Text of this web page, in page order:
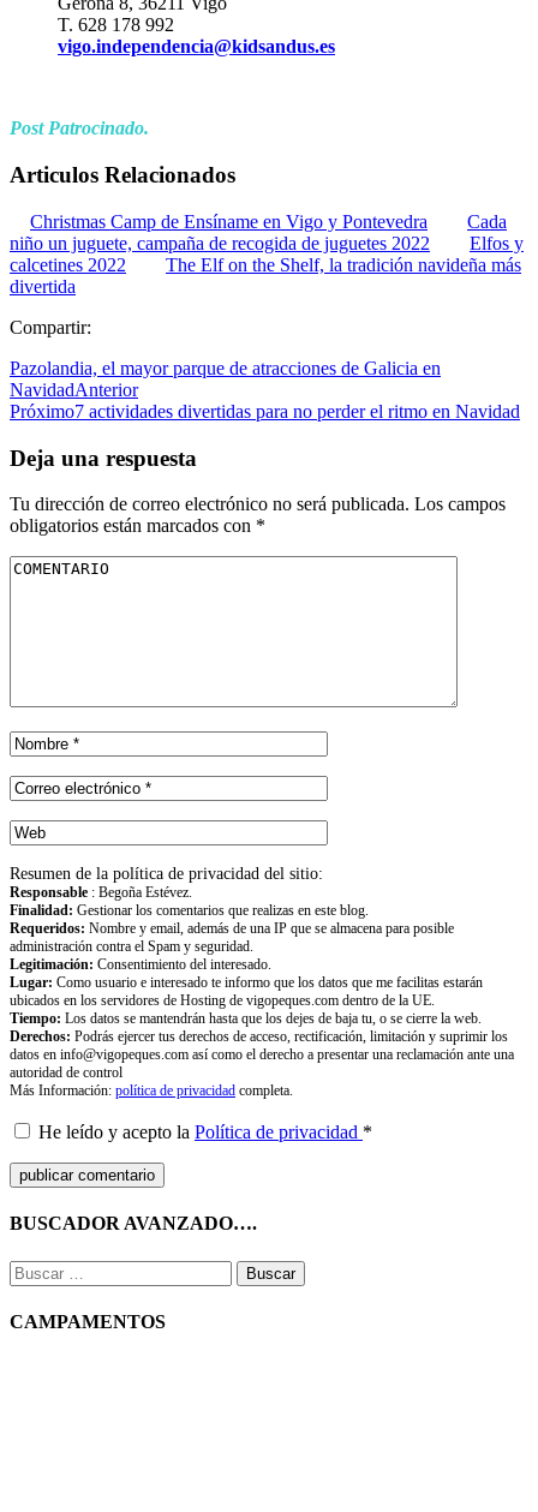
T. 628 178 992
vigo.independencia@kidsandus.es
Post Patrocinado.
Articulos Relacionados
Christmas Camp de Ensíname en Vigo y Pontevedra
Cada
niño un juguete, campaña de recogida de juguetes 2022
Elfos y
calcetines 2022
The Elf on the Shelf, la tradición navideña más
divertida
Compartir:
Pazolandia, el mayor parque de atracciones de Galicia en
NavidadAnterior
Próximo7 actividades divertidas para no perder el ritmo en Navidad
Deja una respuesta
Tu dirección de correo electrónico no será publicada. Los campos
obligatorios están marcados con *
Resumen de la política de privacidad del sitio:
Responsable : Begoña Estévez.
Finalidad: Gestionar los comentarios que realizas en este blog.
Requeridos: Nombre y email, además de una IP que se almacena para posible
administración contra el Spam y seguridad.
Legitimación: Consentimiento del interesado.
Lugar: Como usuario e interesado te informo que los datos que me facilitas estarán
ubicados en los servidores de Hosting de vigopeques.com dentro de la UE.
Tiempo: Los datos se mantendrán hasta que los dejes de baja tu, o se cierre la web.
Derechos: Podrás ejercer tus derechos de acceso, rectificación, limitación y suprimir los
datos en info@vigopeques.com así como el derecho a presentar una reclamación ante una
autoridad de control
Más Información: política de privacidad completa.
He leído y acepto la Política de privacidad *
BUSCADOR AVANZADO….
Buscar:
CAMPAMENTOS